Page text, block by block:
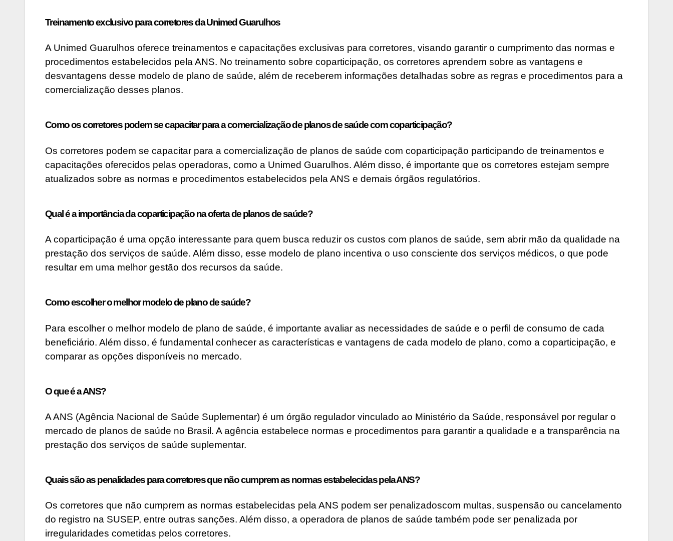
Treinamento exclusivo para corretores da Unimed Guarulhos
A Unimed Guarulhos oferece treinamentos e capacitações exclusivas para corretores, visando garantir o cumprimento das normas e
procedimentos estabelecidos pela ANS. No treinamento sobre coparticipação, os corretores aprendem sobre as vantagens e
desvantagens desse modelo de plano de saúde, além de receberem informações detalhadas sobre as regras e procedimentos para a
comercialização desses planos.
Como os corretores podem se capacitar para a comercialização de planos de saúde com coparticipação?
Os corretores podem se capacitar para a comercialização de planos de saúde com coparticipação participando de treinamentos e
capacitações oferecidos pelas operadoras, como a Unimed Guarulhos. Além disso, é importante que os corretores estejam sempre
atualizados sobre as normas e procedimentos estabelecidos pela ANS e demais órgãos regulatórios.
Qual é a importância da coparticipação na oferta de planos de saúde?
A coparticipação é uma opção interessante para quem busca reduzir os custos com planos de saúde, sem abrir mão da qualidade na
prestação dos serviços de saúde. Além disso, esse modelo de plano incentiva o uso consciente dos serviços médicos, o que pode
resultar em uma melhor gestão dos recursos da saúde.
Como escolher o melhor modelo de plano de saúde?
Para escolher o melhor modelo de plano de saúde, é importante avaliar as necessidades de saúde e o perfil de consumo de cada
beneficiário. Além disso, é fundamental conhecer as características e vantagens de cada modelo de plano, como a coparticipação, e
comparar as opções disponíveis no mercado.
O que é a ANS?
A ANS (Agência Nacional de Saúde Suplementar) é um órgão regulador vinculado ao Ministério da Saúde, responsável por regular o
mercado de planos de saúde no Brasil. A agência estabelece normas e procedimentos para garantir a qualidade e a transparência na
prestação dos serviços de saúde suplementar.
Quais são as penalidades para corretores que não cumprem as normas estabelecidas pela ANS?
Os corretores que não cumprem as normas estabelecidas pela ANS podem ser penalizadoscom multas, suspensão ou cancelamento
do registro na SUSEP, entre outras sanções. Além disso, a operadora de planos de saúde também pode ser penalizada por
irregularidades cometidas pelos corretores.